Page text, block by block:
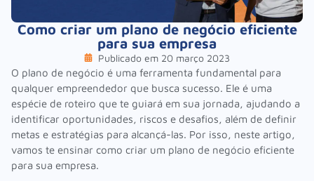
Como criar um plano de negócio eficiente
para sua empresa
Publicado em 20 março 2023
O plano de negócio é uma ferramenta fundamental para
qualquer empreendedor que busca sucesso. Ele é uma
espécie de roteiro que te guiará em sua jornada, ajudando a
identificar oportunidades, riscos e desafios, além de definir
metas e estratégias para alcançá-las. Por isso, neste artigo,
vamos te ensinar como criar um plano de negócio eficiente
para sua empresa.